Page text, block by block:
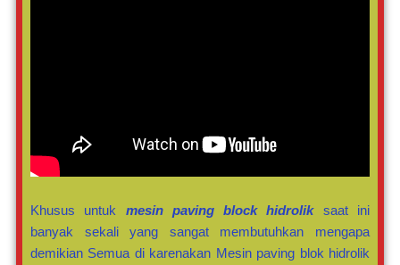
Khusus untuk mesin paving block hidroliksaat ini
banyak sekali yang sangat membutuhkan mengapa
demikian Semua di karenakan Mesin paving blok hidrolik